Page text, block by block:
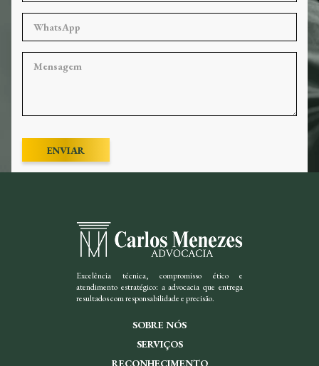
ENVIAR
Excelência técnica, compromisso ético e
atendimento estratégico: a advocacia que entrega
resultados com responsabilidade e precisão.
SOBRE NÓS
SERVIÇOS
RECONHECIMENTO